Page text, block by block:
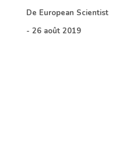
De European Scientist
- 26 août 2019